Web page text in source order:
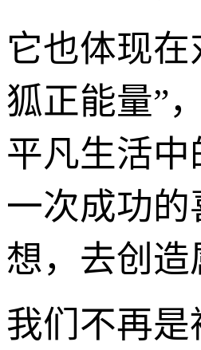
它也体现
狐正能量”
平凡生活
一次成功
想，去创
我们不再